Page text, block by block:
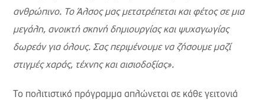
ανθρώπινο. Το Άλσος μας μετατρέπεται και φέτος σε μια
μεγάλη, ανοικτή σκηνή δημιουργίας και ψυχαγωγίας
δωρεάν για όλους. Σας περιμένουμε να ζήσουμε μαζί
στιγμές χαράς, τέχνης και αισιοδοξίας».
Το πολιτιστικό πρόγραμμα απλώνεται σε κάθε γειτονιά